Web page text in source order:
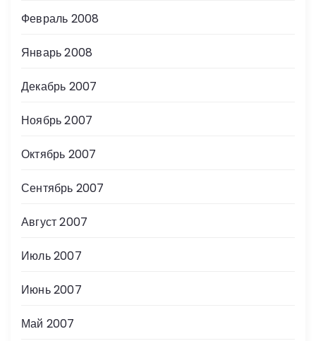
Февраль 2008
Январь 2008
Декабрь 2007
Ноябрь 2007
Октябрь 2007
Сентябрь 2007
Август 2007
Июль 2007
Июнь 2007
Май 2007